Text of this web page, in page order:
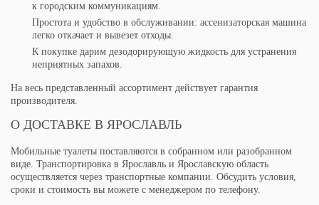
к городским коммуникациям.
Простота и удобство в обслуживании: ассенизаторская машина
легко откачает и вывезет отходы.
К покупке дарим дезодорирующую жидкость для устранения
неприятных запахов.
На весь представленный ассортимент действует гарантия
производителя.
О ДОСТАВКЕ В ЯРОСЛАВЛЬ
Мобильные туалеты поставляются в собранном или разобранном
виде. Транспортировка в Ярославль и Ярославскую область
осуществляется через транспортные компании. Обсудить условия,
сроки и стоимость вы можете с менеджером по телефону.